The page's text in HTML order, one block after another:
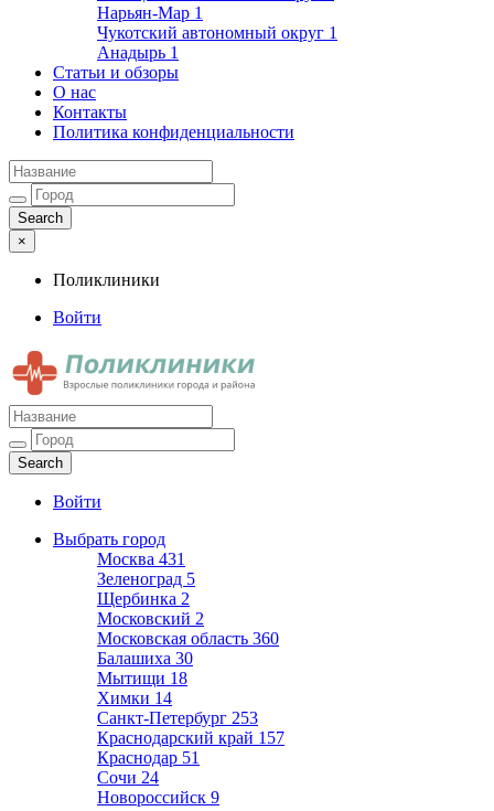
Нарьян-Мар 1
Чукотский автономный округ 1
Анадырь 1
Статьи и обзоры
О нас
Контакты
Политика конфиденциальности
×
Поликлиники
Войти
Поликлиники
Взрослые поликлиники города и района
Войти
Выбрать город
Москва 431
Зеленоград 5
Щербинка 2
Московский 2
Московская область 360
Балашиха 30
Мытищи 18
Химки 14
Санкт-Петербург 253
Краснодарский край 157
Краснодар 51
Сочи 24
Новороссийск 9